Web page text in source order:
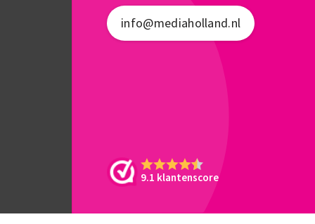
info@mediaholland.nl
9.1 klantenscore